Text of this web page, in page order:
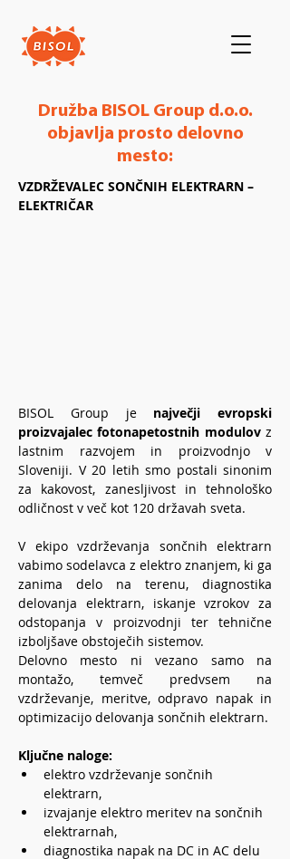
Družba BISOL Group d.o.o.
objavlja prosto delovno
mesto:
VZDRŽEVALEC SONČNIH ELEKTRARN –
ELEKTRIČAR
BISOL Group je največji evropski
proizvajalec fotonapetostnih modulov z
lastnim razvojem in proizvodnjo v
Sloveniji. V 20 letih smo postali sinonim
za kakovost, zanesljivost in tehnološko
odličnost v več kot 120 državah sveta.
V ekipo vzdrževanja sončnih elektrarn
vabimo sodelavca z elektro znanjem, ki ga
zanima delo na terenu, diagnostika
delovanja elektrarn, iskanje vzrokov za
odstopanja v proizvodnji ter tehnične
izboljšave obstoječih sistemov.
Delovno mesto ni vezano samo na
montažo, temveč predvsem na
vzdrževanje, meritve, odpravo napak in
optimizacijo delovanja sončnih elektrarn.
Ključne naloge:
elektro vzdrževanje sončnih
elektrarn,
izvajanje elektro meritev na sončnih
elektrarnah,
diagnostika napak na DC in AC delu